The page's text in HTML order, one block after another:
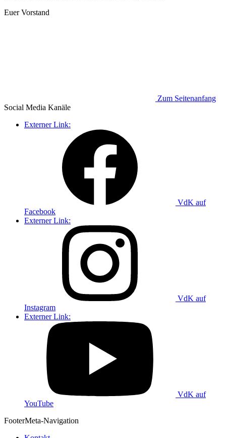
Euer Vorstand
Zum Seitenanfang
Social Media Kanäle
Externer Link:
VdK auf
Facebook
Externer Link:
VdK auf
Instagram
Externer Link:
VdK auf
YouTube
FooterMeta-Navigation